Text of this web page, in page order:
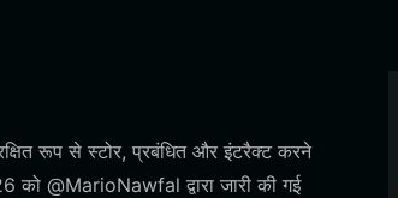
रूप से स्टोर, प्रबंधित और इंटरैक्ट करने
@MarioNawfal द्वारा जारी की गई